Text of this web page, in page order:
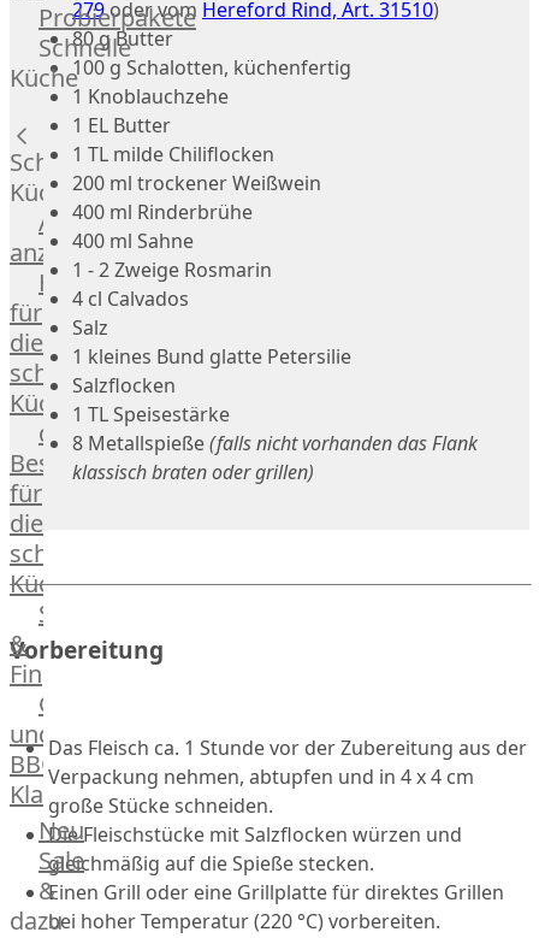
Donald
Russell
Lamm
Bison
Kaninchen
Wild
Rotwild
Elch
Dry-
Aged
Burger
Würstchen
Traditionell
klassisch
Außergewöhnlich
&
exotisch
OTTO
GOURMET
Manufaktur
Bratwurstsets
Toppings
Hackfleisch
Aufschnitt
Schinken
Probierpakete
Schnelle
Küche
Schnelle
Küche
Alle
anzeigen
Hausmannskost
für
die
schnelle
Küche
das
Besondere
für
die
schnelle
Küche
Streetfood
&
Fingerfood
Grill-
und
BBQ-
Klassiker
Beilagen
Brot
&
Brötchen
Neu
Sale
&
dazu
279oder vom Hereford Rind, Art. 31510)
80 g Butter
100 g Schalotten, küchenfertig
1 Knoblauchzehe
1 EL Butter
1 TL milde Chiliflocken
200 ml trockener Weißwein
400 ml Rinderbrühe
400 ml Sahne
1 - 2 Zweige Rosmarin
4 cl Calvados
Salz
1 kleines Bund glatte Petersilie
Salzflocken
1 TL Speisestärke
8 Metallspieße(falls nicht vorhanden das Flank
klassisch braten oder grillen)
Vorbereitung
Das Fleisch ca. 1 Stunde vor der Zubereitung aus der
Verpackung nehmen, abtupfen und in 4 x 4 cm
große Stücke schneiden.
Die Fleischstücke mit Salzflocken würzen und
gleichmäßig auf die Spieße stecken.
Einen Grill oder eine Grillplatte für direktes Grillen
bei hoher Temperatur (220 °C) vorbereiten.